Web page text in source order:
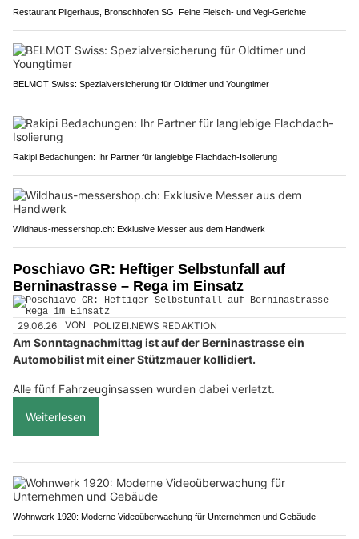
Restaurant Pilgerhaus, Bronschhofen SG: Feine Fleisch- und Vegi-Gerichte
BELMOT Swiss: Spezialversicherung für Oldtimer und Youngtimer
Rakipi Bedachungen: Ihr Partner für langlebige Flachdach-Isolierung
Wildhaus-messershop.ch: Exklusive Messer aus dem Handwerk
Poschiavo GR: Heftiger Selbstunfall auf
Berninastrasse – Rega im Einsatz
29.06.26 VON POLIZEI.NEWS REDAKTION
Am Sonntagnachmittag ist auf der Berninastrasse ein
Automobilist mit einer Stützmauer kollidiert.
Alle fünf Fahrzeuginsassen wurden dabei verletzt.
Weiterlesen
Wohnwerk 1920: Moderne Videoüberwachung für Unternehmen und Gebäude